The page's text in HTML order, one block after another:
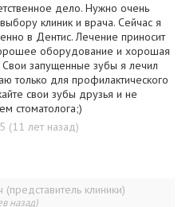
дело. Нужно очень
клиник и врача. Сейчас я
в Дентис. Лечение приносит
оборудование и хорошая
Свои запущенные зубы я лечил
только для профилактического
свои зубы друзья и не
стоматолога;)
(11 лет назад)
клиники)
назад)